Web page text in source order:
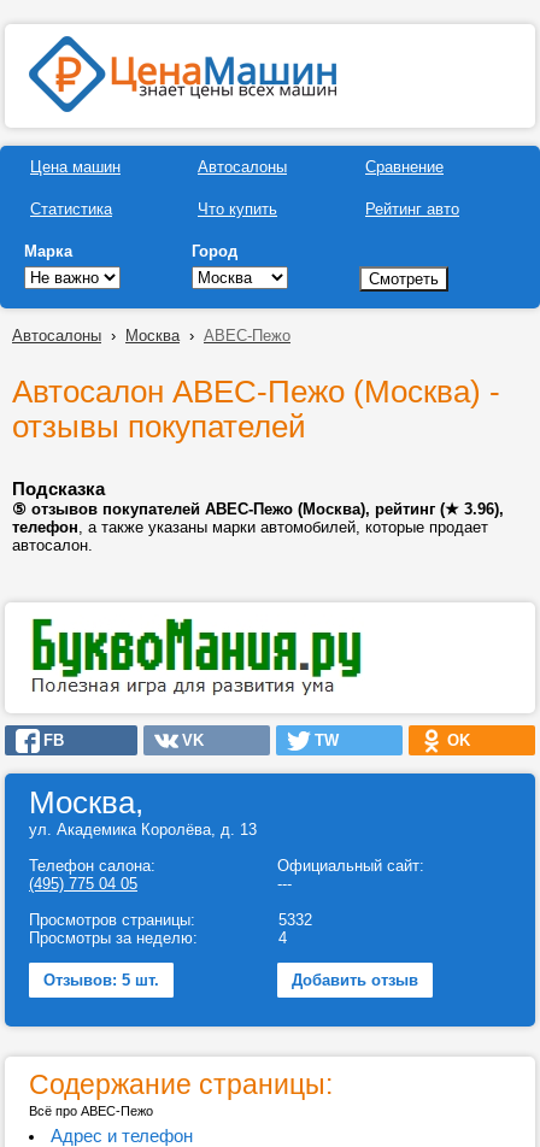
Цена машин
Статистика
Автосалоны
Что купить
Сравнение
Рейтинг авто
Марка Город
Автосалоны › Москва› АВЕС-Пежо
Автосалон АВЕС-Пежо (Москва) -
отзывы покупателей
Подсказка
⑤ отзывов покупателей АВЕС-Пежо (Москва), рейтинг (★ 3.96),
телефон, а также указаны марки автомобилей, которые продает
автосалон.
FB VK TW OK
Москва,
ул. Академика Королёва, д. 13
Телефон салона:
(495) 775 04 05
Официальный сайт:
---
Просмотров страницы:
Просмотры за неделю:
5332
4
Отзывов: 5 шт. Добавить отзыв
Содержание страницы:
Всё про АВЕС-Пежо
Адрес и телефон